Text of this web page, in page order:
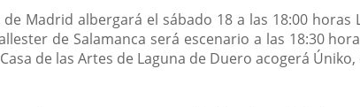
Madrid albergará el sábado 18 a las 18:00 horas
de Salamanca será escenario a las 18:30
de las Artes de Laguna de Duero acogerá